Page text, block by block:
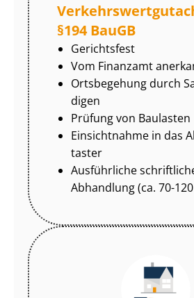
§194 BauGB
Gerichtsfest
Vom Finanzamt
Ortsbegehung durch
di­gen
Prüfung von Baulasten
Einsichtnahme in das
tas­ter
Ausführliche
Abhandlung (ca. 70-